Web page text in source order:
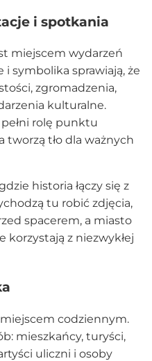
i spotkania
miejscem wydarzeń
i symbolika sprawiają, że
zgromadzenia,
kulturalne.
rolę punktu
tworzą tło dla ważnych
historia łączy się z
tu robić zdjęcia,
spacerem, a miasto
korzystają z niezwykłej
codziennym.
mieszkańcy, turyści,
uliczni i osoby